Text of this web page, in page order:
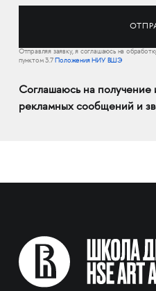
Отправляя заявку, я соглашаюсь на
пунктом 3.7Положения НИУ ВШЭ
Соглашаюсь на
рекламных сообщений и